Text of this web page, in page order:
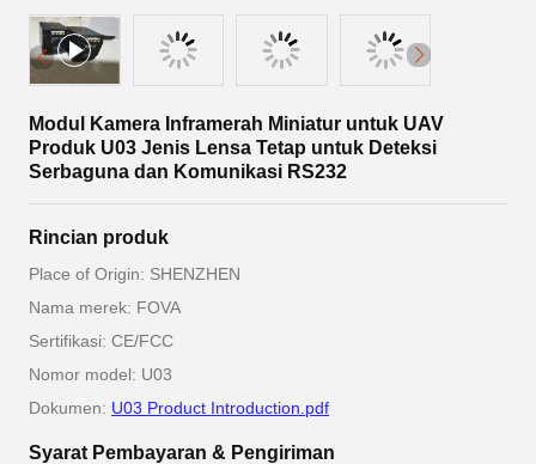
Modul Kamera Inframerah Miniatur untuk UAV
Produk U03 Jenis Lensa Tetap untuk Deteksi
Serbaguna dan Komunikasi RS232
Rincian produk
Place of Origin: SHENZHEN
Nama merek: FOVA
Sertifikasi: CE/FCC
Nomor model: U03
Dokumen: U03 Product Introduction.pdf
Syarat Pembayaran & Pengiriman